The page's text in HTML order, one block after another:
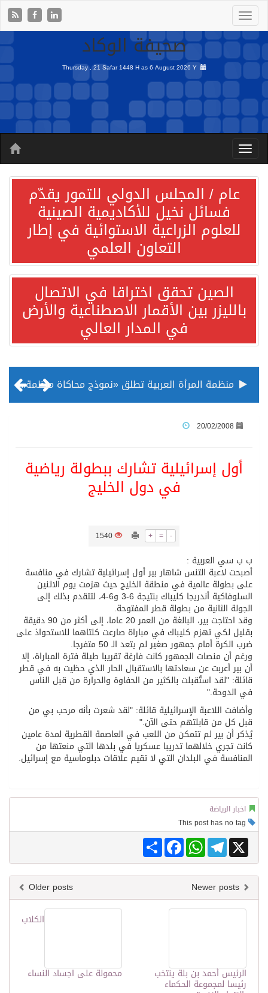
صحيفة الوكاد
Thursday , 21 Safar 1448 H as6 August 2026 Y
عام / المجلس الدولي للتمور يقدّم
فسائل نخيل للأكاديمية الصينية
للعلوم الزراعية الاستوائية في إطار
التعاون العلمي
الصين تحقق اختراقا في الاتصال
بالليزر بين الأقمار الاصطناعية والأرض
في المدار العالي
منظمة المرأة العربية تطلق «نموذج محاكاة منظمة المرأة العربية للشباب» بمشاركة 10 دول عربية..غدًا
تسليم 248 حافلة سياحية صينية فاخرة مخصصة للسوق السعودية
ثلة من الضابطات في الجييش الكويتي
مدينة الملك سلمان للطاقة “سبارك” توقع اتفاقية تطوير مصانع جاهزة ومتخصصة في مجال الطاقة
كسوة الكعبة تعتلي البيت العتيق
20/02/2008
أول إسرائيلية تشارك ببطولة رياضية
في دول الخليج
+ = -
1540
ب ب سي العربية :
أصبحت لاعبة التنس شاهار بير أول إسرائيلية تشارك في منافسة
على بطولة عالمية في منطقة الخليج حيث هزمت يوم الاثنين
السلوفاكية أندريجا كليباك بنتيجة 6-3 و6-4، لتتقدم بذلك إلى
الجولة الثانية من بطولة قطر المفتوحة.
وقد احتاجت بير، البالغة من العمر 20 عاما، إلى أكثر من 90 دقيقة
بقليل لكي تهزم كليباك في مباراة صارعت كلتاهما للاستحواذ على
ضرب الكرة أمام جمهور صغير لم يتعد الـ 50 متفرجا.
ورغم أن منصات الجمهور كانت فارغة تقريبا طيلة فترة المباراة، إلا
أن بير أعربت عن سعادتها بالاستقبال الحار الذي حظيت به في قطر
قائلة: "لقد استُقبلت بالكثير من الحفاوة والحرارة من قبل الناس
في الدوحة."
وأضافت اللاعبة الإسرائيلية قائلة: "لقد شعرت بأنه مرحب بي من
قبل كل من قابلتهم حتى الآن."
يُذكر أن بير لم تتمكن من اللعب في العاصمة القطرية لمدة عامين
كانت تجري خلالهما تدريبا عسكريا في بلدها التي منعتها من
المنافسة في البلدان التي لا تقيم علاقات دبلوماسية مع إسرائيل.
اخبار الرياضة
Share
FacebookWhatsAppTelegram X
Older posts
الكلاب
محمولة على اجساد النساء الرئيس أحمد بن بلة ينتخب
رئيسا لمجموعة الحكماء